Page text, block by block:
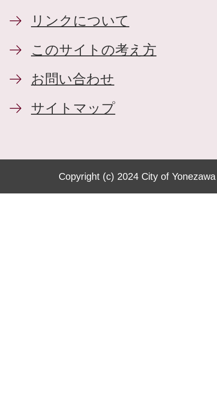
リンクについて
このサイトの考え方
お問い合わせ
サイトマップ
Copyright (c) 2024 City of